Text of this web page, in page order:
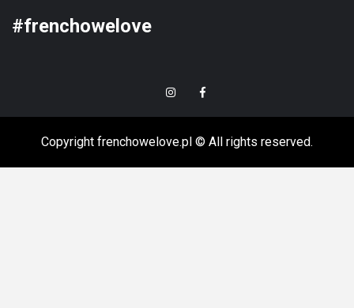
#frenchowelove
Insta FB
Copyright frenchowelove.pl © All rights reserved.